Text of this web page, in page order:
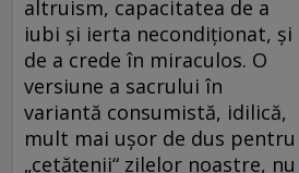
altruism, capacitatea de a
iubi şi ierta necondiţionat, şi
de a crede în miraculos. O
versiune a sacrului în
variantă consumistă, idilică,
mult mai uşor de dus pentru
„cetăţenii“ zilelor noastre, nu